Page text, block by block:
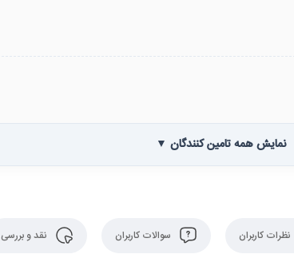
نمایش همه تامین کنندگان ▼
نظرات کاربران سوالات کاربران نقد و بررسی